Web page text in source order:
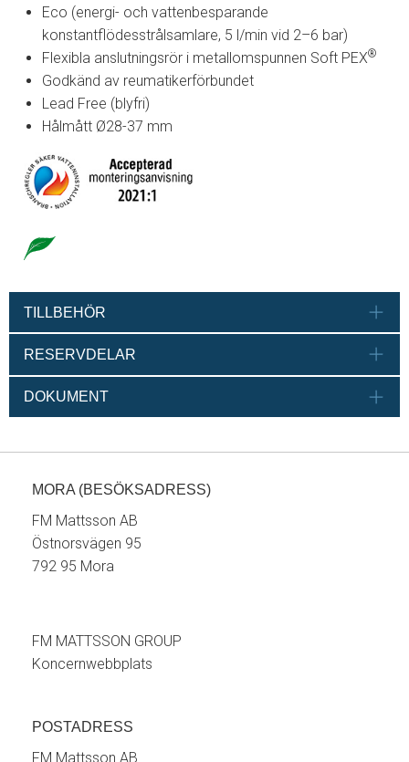
Eco (energi- och vattenbesparande
konstantflödesstrålsamlare, 5 l/min vid 2–6 bar)
Flexibla anslutningsrör i metallomspunnen Soft PEX®
Godkänd av reumatikerförbundet
Lead Free (blyfri)
Hålmått Ø28-37 mm
TILLBEHÖR
RESERVDELAR
DOKUMENT
MORA (BESÖKSADRESS)
FM Mattsson AB
Östnorsvägen 95
792 95 Mora
FM MATTSSON GROUP
Koncernwebbplats
POSTADRESS
FM Mattsson AB